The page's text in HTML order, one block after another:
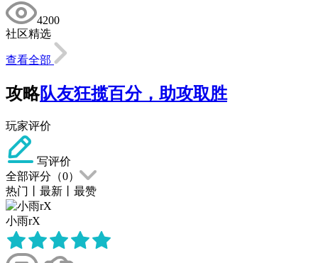
4200
社区精选
查看全部
攻略队友狂揽百分，助攻取胜
玩家评价
写评价
全部评分（0）
热门
最新 最赞
小雨rX